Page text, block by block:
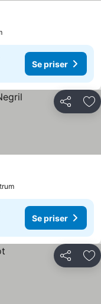
Se priser
Del
Se priser
Del